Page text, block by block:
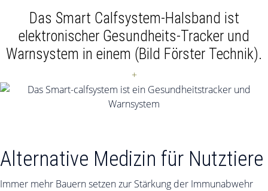
Das Smart Calfsystem-Halsband ist
elektronischer Gesundheits-Tracker und
Warnsystem in einem (Bild Förster Technik).
+
Alternative Medizin für Nutztiere
Immer mehr Bauern setzen zur Stärkung der Immunabwehr